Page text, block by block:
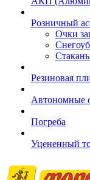
Розничный
Очки
Резиновая
Автономные
Погреба
Уцененный